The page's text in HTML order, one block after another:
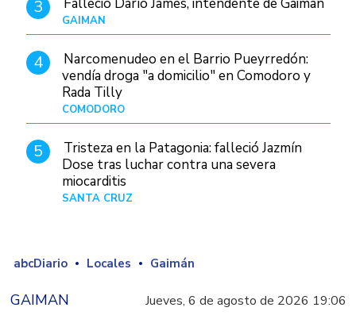
3
GAIMAN
4
Narcomenudeo en el Barrio Pueyrredón:
vendía droga "a domicilio" en Comodoro y
Rada Tilly
COMODORO
5
Tristeza en la Patagonia: falleció Jazmín
Dose tras luchar contra una severa
miocarditis
SANTA CRUZ
abcDiario Locales Gaimán
GAIMAN Jueves, 6 de agosto de 2026 19:06